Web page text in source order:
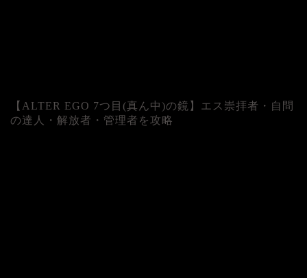
【ALTER EGO 7つ目(真ん中)の鏡】エス崇拝者・自問
の達人・解放者・管理者を攻略